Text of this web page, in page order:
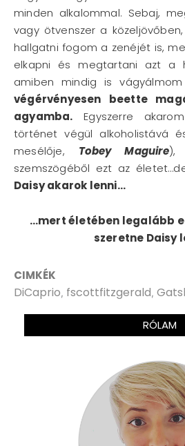
minden alkalommal. Sebaj,
vagy ötvenszer a
hallgatni fogom a zenéjét is,
elkapni és megtartani azt a
amiben mindig is
végérvényesen beette
agyamba. Egyszerre
történet végül alkoholistává
mesélője, Tobey Maguire),
szemszögéből ezt az
Daisy akarok lenni…
…mert életében legalább
szeretne Daisy
CIMKÉK
DiCaprio, fscottfitzgerald,
RÓLAM